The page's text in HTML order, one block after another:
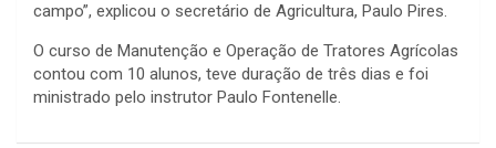
campo”, explicou o secretário de Agricultura, Paulo Pires.
O curso de Manutenção e Operação de Tratores Agrícolas
contou com 10 alunos, teve duração de três dias e foi
ministrado pelo instrutor Paulo Fontenelle.